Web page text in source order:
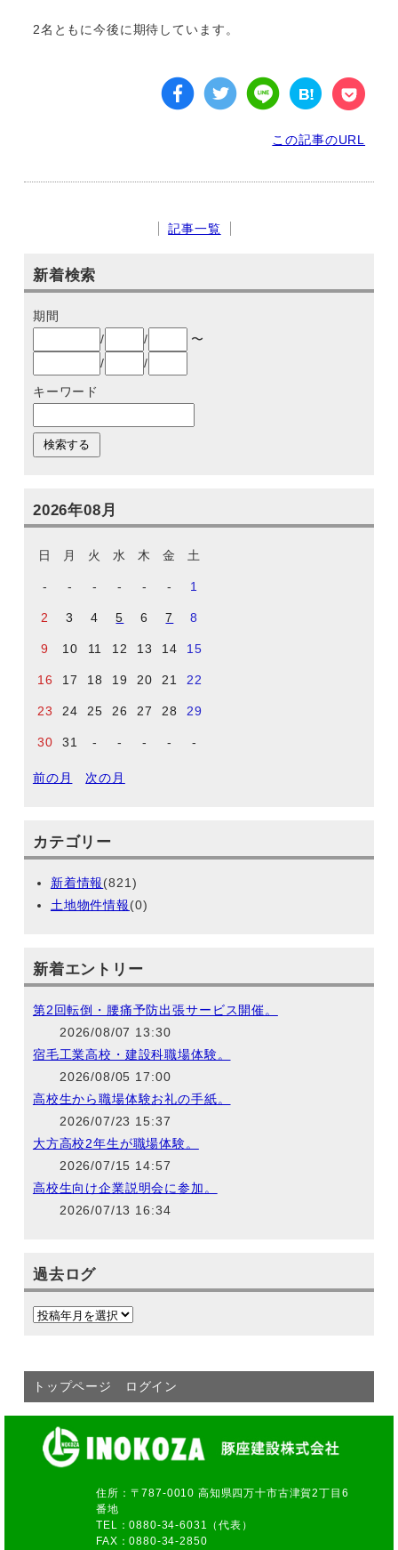
2名ともに今後に期待しています。
この記事のURL
記事一覧
新着検索
期間
/
/
〜
/
/
キーワード
2026年08月
日 月 火 水 木 金 土
- - - - - - 1
2 3 4 5 6 7 8
9 10 11 12 13 14 15
16 17 18 19 20 21 22
23 24 25 26 27 28 29
30 31 - - - - -
前の月 次の月
カテゴリー
新着情報(821)
土地物件情報(0)
新着エントリー
第2回転倒・腰痛予防出張サービス開催。
2026/08/07 13:30
宿毛工業高校・建設科職場体験。
2026/08/05 17:00
高校生から職場体験お礼の手紙。
2026/07/23 15:37
大方高校2年生が職場体験。
2026/07/15 14:57
高校生向け企業説明会に参加。
2026/07/13 16:34
過去ログ
トップページ ログイン
住所：〒787-0010 高知県四万十市古津賀2丁目6
番地
TEL：0880-34-6031（代表）
FAX：0880-34-2850